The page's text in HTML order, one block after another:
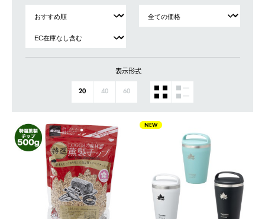
表示形式
20 40 60
NEW